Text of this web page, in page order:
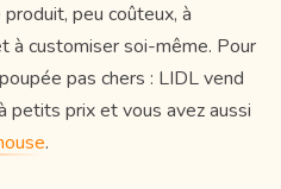
peu coûteux, à
à customiser soi-même. Pour
pas chers : LIDL vend
petits prix et vous avez aussi
.